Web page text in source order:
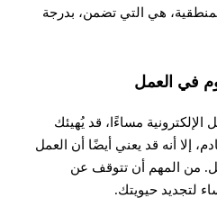
هي التي تضمن، بدرجة
في العمل
مساءًا، قد يُهيئك
إلا أنه قد يعني أيضًا أن العمل
من المهم أن تتوقف عن
لتجديد حيويتك.